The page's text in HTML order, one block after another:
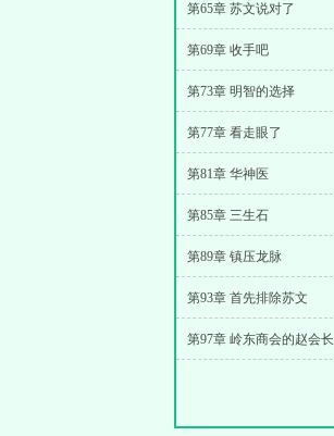
第65章 苏文说对了
第69章 收手吧
第73章 明智的选择
第77章 看走眼了
第81章 华神医
第85章 三生石
第89章 镇压龙脉
第93章 首先排除苏文
第97章 岭东商会的赵会长